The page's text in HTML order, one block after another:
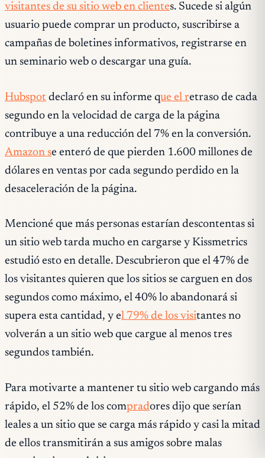
visitantes de su sitio web en clientes. Sucede si algún
usuario puede comprar un producto, suscribirse a
campañas de boletines informativos, registrarse en
un seminario web o descargar una guía.
Hubspot declaró en su informe que el retraso de cada
segundo en la velocidad de carga de la página
contribuye a una reducción del 7% en la conversión.
Amazon se enteró de que pierden 1.600 millones de
dólares en ventas por cada segundo perdido en la
desaceleración de la página.
Mencioné que más personas estarían descontentas si
un sitio web tarda mucho en cargarse y Kissmetrics
estudió esto en detalle. Descubrieron que el 47% de
los visitantes quieren que los sitios se carguen en dos
segundos como máximo, el 40% lo abandonará si
supera esta cantidad, y el 79% de los visitantes no
volverán a un sitio web que cargue al menos tres
segundos también.
Para motivarte a mantener tu sitio web cargando más
rápido, el 52% de los compradores dijo que serían
leales a un sitio que se carga más rápido y casi la mitad
de ellos transmitirán a sus amigos sobre malas